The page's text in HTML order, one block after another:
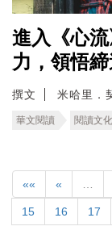
進入《心
力，領悟
撰文 米哈里．
華文閱讀 閱讀文化
«« «
15 16 17